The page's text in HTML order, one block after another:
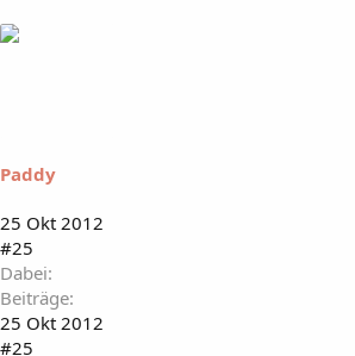
Paddy
25 Okt 2012
#25
Dabei
Beiträge
25 Okt 2012
#25